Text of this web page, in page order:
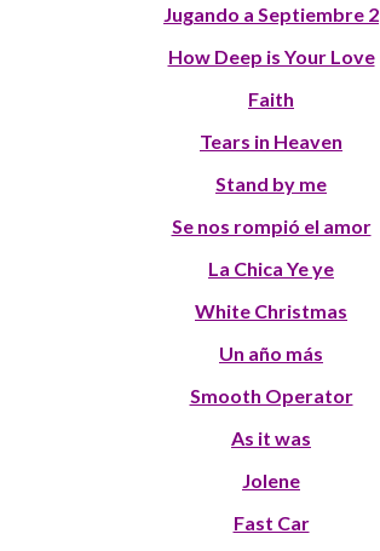
Jugando a Septiembre 2
How Deep is Your Love
Faith
Tears in Heaven
Stand by me
Se nos rompió el amor
La Chica Ye ye
White Christmas
Un año más
Smooth Operator
As it was
Jolene
Fast Car